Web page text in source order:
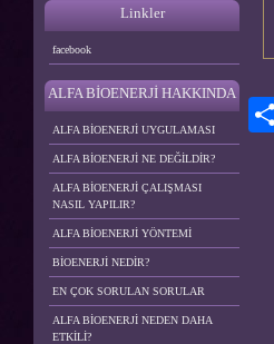
Linkler
facebook
ALFA BİOENERJİ HAKKINDA
ALFA BİOENERJİ UYGULAMASI
ALFA BİOENERJİ NE DEĞİLDİR?
ALFA BİOENERJİ ÇALIŞMASI
NASIL YAPILIR?
ALFA BİOENERJİ YÖNTEMİ
BİOENERJİ NEDİR?
EN ÇOK SORULAN SORULAR
ALFA BİOENERJİ NEDEN DAHA
ETKİLİ?